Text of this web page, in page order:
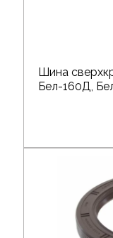
Шина
Бел-160Д,